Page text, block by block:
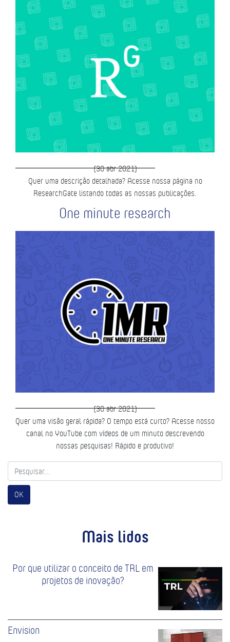
(30 abr 2021)
Quer uma descrição detalhada? Acesse nossa página no
ResearchGate listando todas as nossas publicações.
One minute research
(30 abr 2021)
Quer uma visão geral rápida? O tempo está curto? Acesse nosso
canal no YouTube com vídeos de um minuto descrevendo
nossas pesquisas! Rápido e produtivo!
OK
Mais lidos
Por que utilizar o conceito de TRL em
projetos de inovação?
Envision